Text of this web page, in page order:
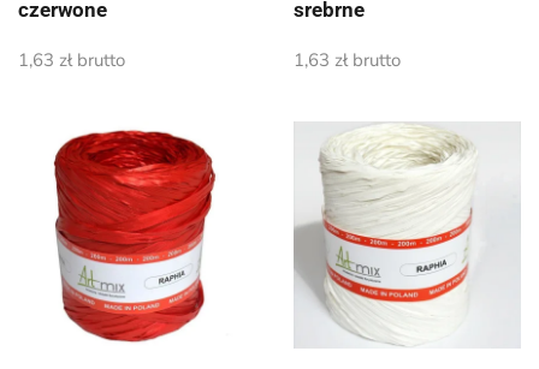
czerwone
1,63 złbrutto
srebrne
1,63 złbrutto